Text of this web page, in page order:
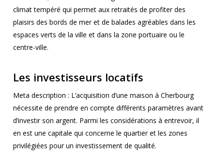
climat tempéré qui permet aux retraités de profiter des
plaisirs des bords de mer et de balades agréables dans les
espaces verts de la ville et dans la zone portuaire ou le
centre-ville.
Les investisseurs locatifs
Meta description : L’acquisition d’une maison à Cherbourg
nécessite de prendre en compte différents paramètres avant
d’investir son argent. Parmi les considérations à entrevoir, il
en est une capitale qui concerne le quartier et les zones
privilégiées pour un investissement de qualité.